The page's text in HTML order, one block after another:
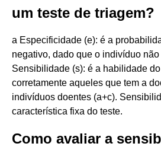
um teste de triagem?
a Especificidade (e): é a
negativo, dado que o indivíduo não
Sensibilidade (s): é a habilidade
corretamente aqueles que tem a
indivíduos doentes (a+c).
característica fixa do teste.
Como avaliar a